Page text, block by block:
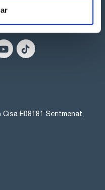
Cisa E08181 Sentmenat,